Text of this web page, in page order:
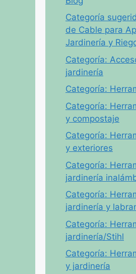
Categoría
de Cable para
Jardinería y
Categoría:
jardinería
Categoría:
Categoría:
y compostaje
Categoría:
y exteriores
Categoría:
jardinería
Categoría:
jardinería y
Categoría:
jardinería/Stihl
Categoría:
y jardinería